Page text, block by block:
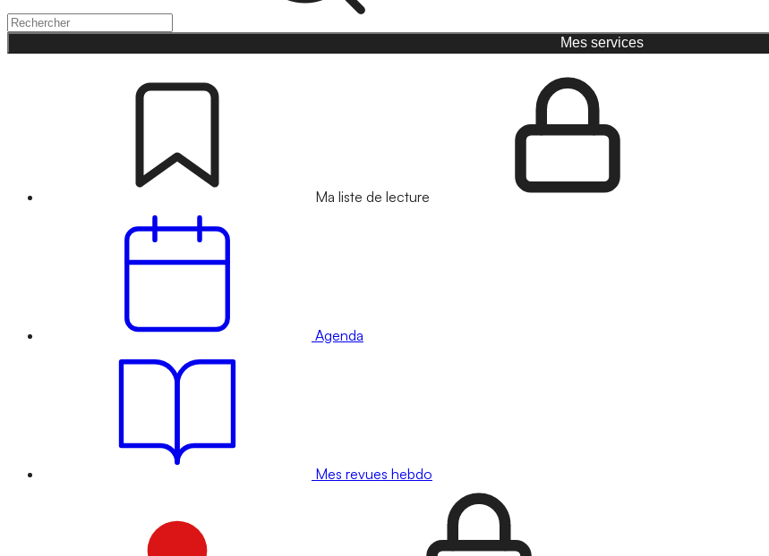
Mes services
Ma liste de lecture
Agenda
Mes revues hebdo